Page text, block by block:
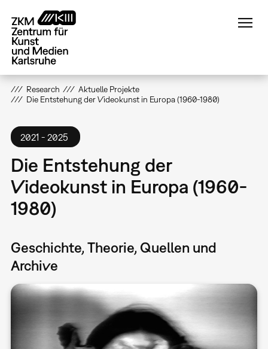
zum
Inhalt
Research
Aktuelle Projekte
Die Entstehung der Videokunst in Europa (1960-1980)
2021 2025
Die Entstehung der
Videokunst in Europa (1960-
1980)
Geschichte, Theorie, Quellen und
Archive